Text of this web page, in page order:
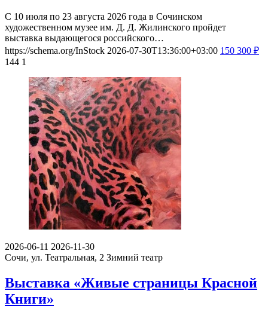
С 10 июля по 23 августа 2026 года в Сочинском
художественном музее им. Д. Д. Жилинского пройдет
выставка выдающегося российского…
https://schema.org/InStock 2026-07-30T13:36:00+03:00 150 300 ₽
144 1
2026-06-11 2026-11-30
Сочи, ул. Театральная, 2 Зимний театр
Выставка «Живые страницы Красной
Книги»